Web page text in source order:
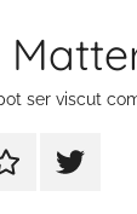
ser viscut
Element